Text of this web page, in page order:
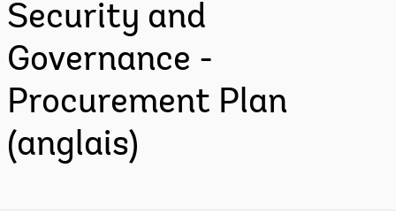
Security and
Governance -
Procurement Plan
(anglais)